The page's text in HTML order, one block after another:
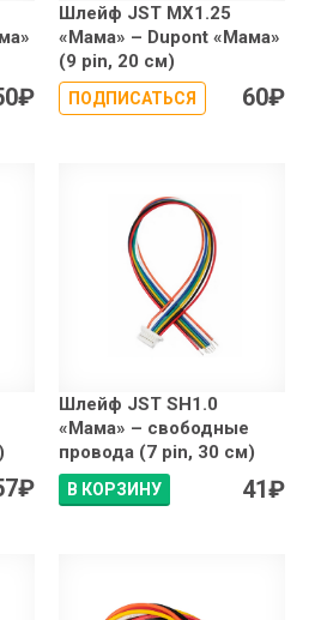
₽
Шлейф JST MX1.25
«Мама» – Dupont «Мама»
(9 pin, 20 см)
ПОДПИСАТЬСЯ 60₽
₽
Шлейф JST SH1.0
«Мама» – свободные
провода (7 pin, 30 см)
В КОРЗИНУ 41₽